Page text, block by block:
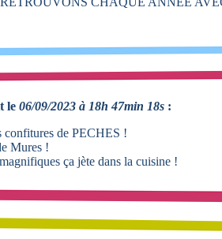
le 06/09/2023 à 18h 47min 18s :
confitures de PECHES !
Mures !
ça jète dans la cuisine !